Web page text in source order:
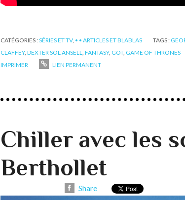
CATÉGORIES :SÉRIES ET TV, • • ARTICLES ET BLABLAS TAGS :
CLAFFEY, DEXTER SOL ANSELL, FANTASY, GOT, GAME OF THRONES
IMPRIMER
LIEN PERMANENT
Chiller avec les
Berthollet
Share